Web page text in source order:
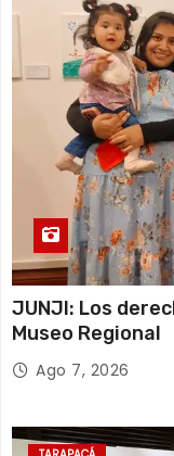
d
s
JUNJI: Los
Museo Regional
Ago 7, 2026